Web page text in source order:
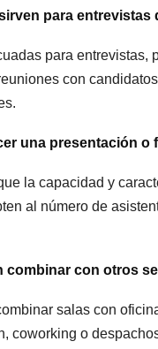
para entrevistas
para entrevistas,
con
una presentación o
la capacidad y
al número de
combinar con otros
salas con
coworking o